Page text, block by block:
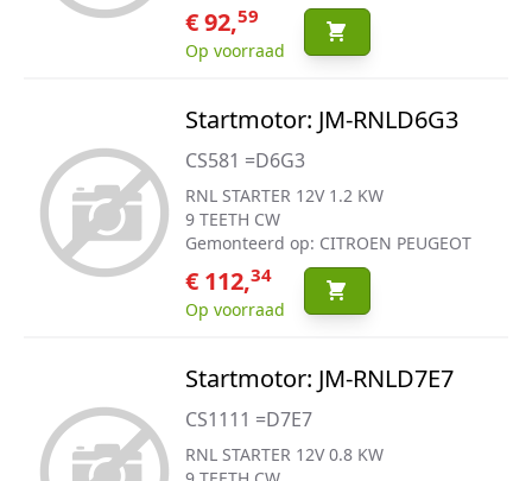
€ 92,59
Op voorraad
Startmotor: JM-RNLD6G3
CS581 =D6G3
RNL STARTER 12V 1.2 KW
9 TEETH CW
Gemonteerd op: CITROEN PEUGEOT
€ 112,34
Op voorraad
Startmotor: JM-RNLD7E7
CS1111 =D7E7
RNL STARTER 12V 0.8 KW